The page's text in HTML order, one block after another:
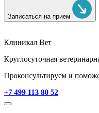
Записаться на прием
Клиникал Вет
Круглосуточная
Проконсультируем и
+7 499 113 80 52